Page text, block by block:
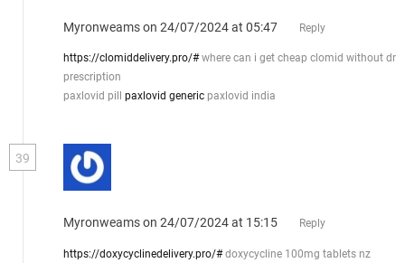
Myronweamson 24/07/2024 at 05:47 Reply
https://clomiddelivery.pro/#where can i get cheap clomid without dr
prescription
paxlovid pill paxlovid generic paxlovid india
39
Myronweamson 24/07/2024 at 15:15 Reply
https://doxycyclinedelivery.pro/#doxycycline 100mg tablets nz